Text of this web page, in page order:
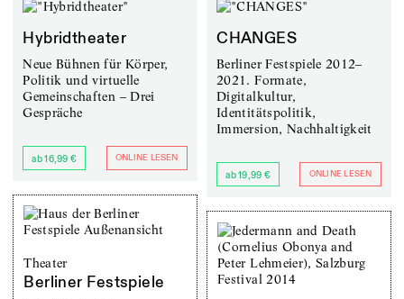
Hybridtheater
Neue Bühnen für Körper,
Politik und virtuelle
Gemeinschaften – Drei
Gespräche
ab 16,99 € ONLINE LESEN
CHANGES
Berliner Festspiele 2012–
2021. Formate,
Digitalkultur,
Identitätspolitik,
Immersion, Nachhaltigkeit
ab 19,99 € ONLINE LESEN
Theater
Berliner Festspiele